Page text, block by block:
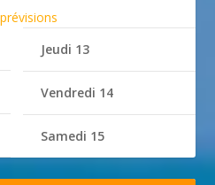
Jeudi 13
Vendredi 14
Samedi 15